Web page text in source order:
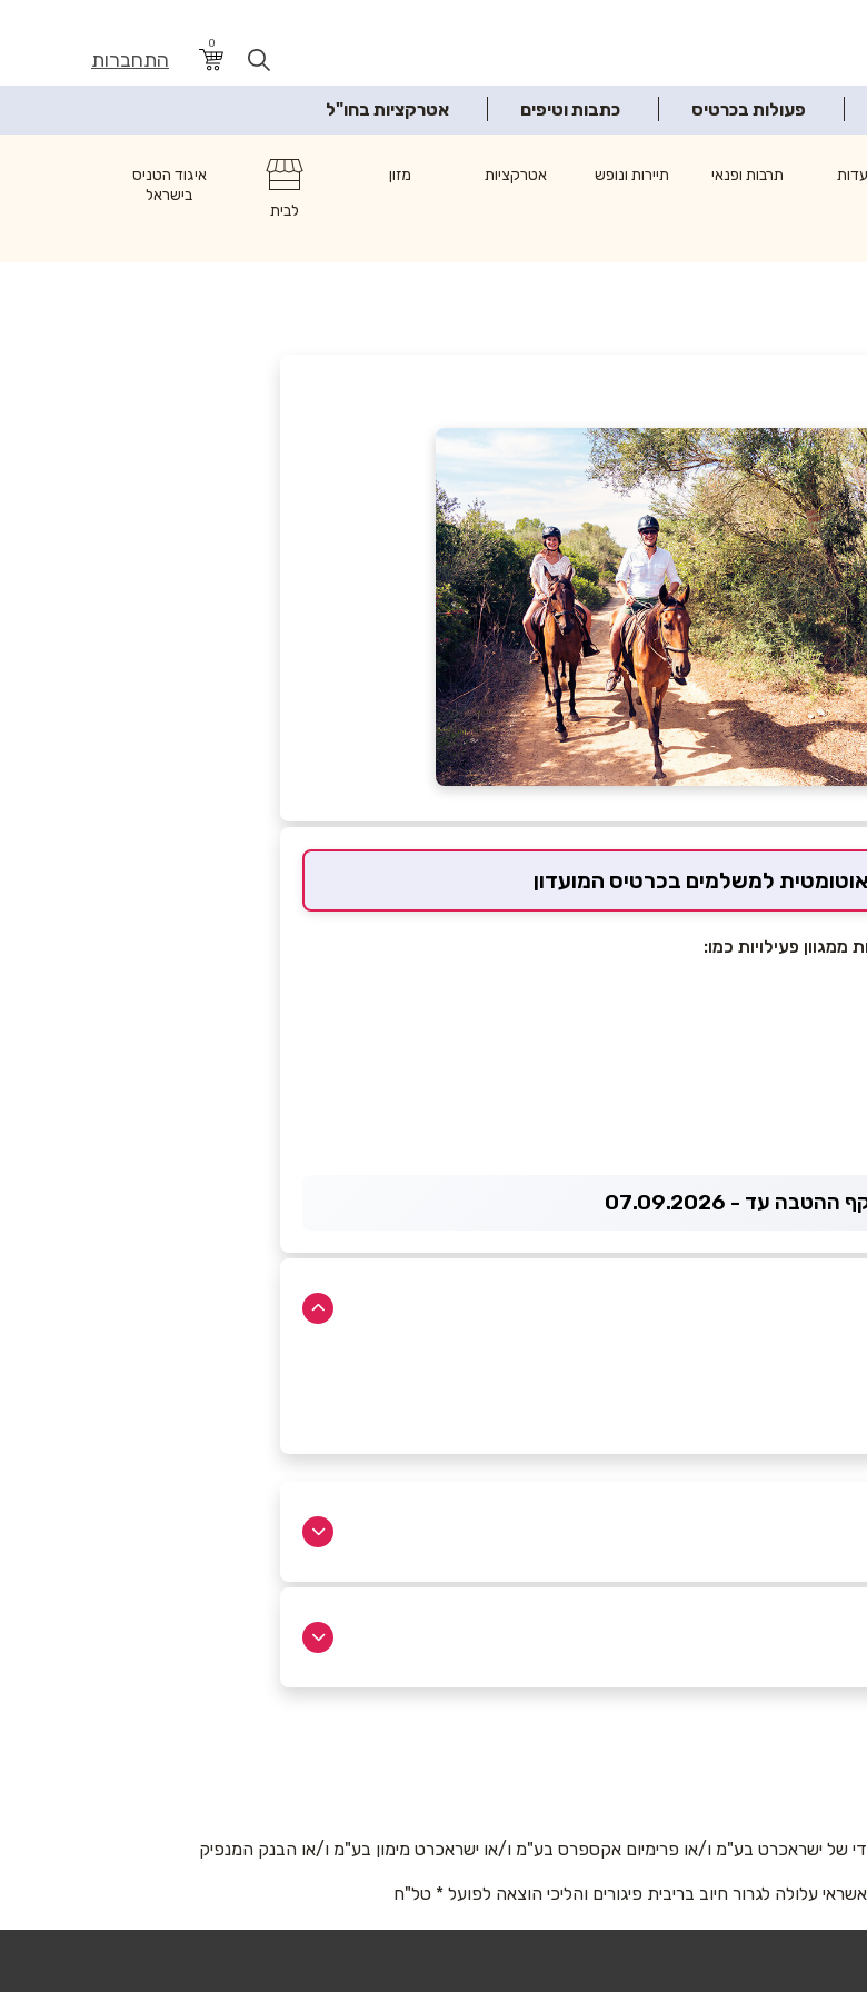
0
התחברות
פעולות בכרטיס כתבות וטיפים אטרקציות בחו"ל
תרבות ופנאי תיירות ונופש אטרקציות
מזון
לבית
איגוד הטניס
בישראל
ממגוון פעילויות כמו:
ההטבה עד - 07.09.2026
של ישראכרט בע"מ ו/או פרימיום אקספרס בע"מ ו/או ישראכרט מימון בע"מ ו/או הבנק המנפיק
עלולה לגרור חיוב בריבית פיגורים והליכי הוצאה לפועל * טל"ח